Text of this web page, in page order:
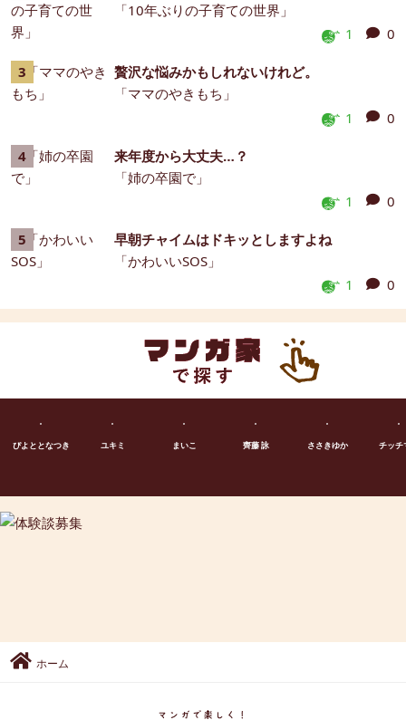
「10年ぶりの子育ての世界」
1
0
贅沢な悩みかもしれないけれど。
「ママのやきもち」
1
0
来年度から大丈夫…？
「姉の卒園で」
1
0
早朝チャイムはドキッとしますよね
「かわいいSOS」
1
0
ぴよととなつき ユキミ まいこ 齊藤 詠 ささきゆか チッチ
ホーム